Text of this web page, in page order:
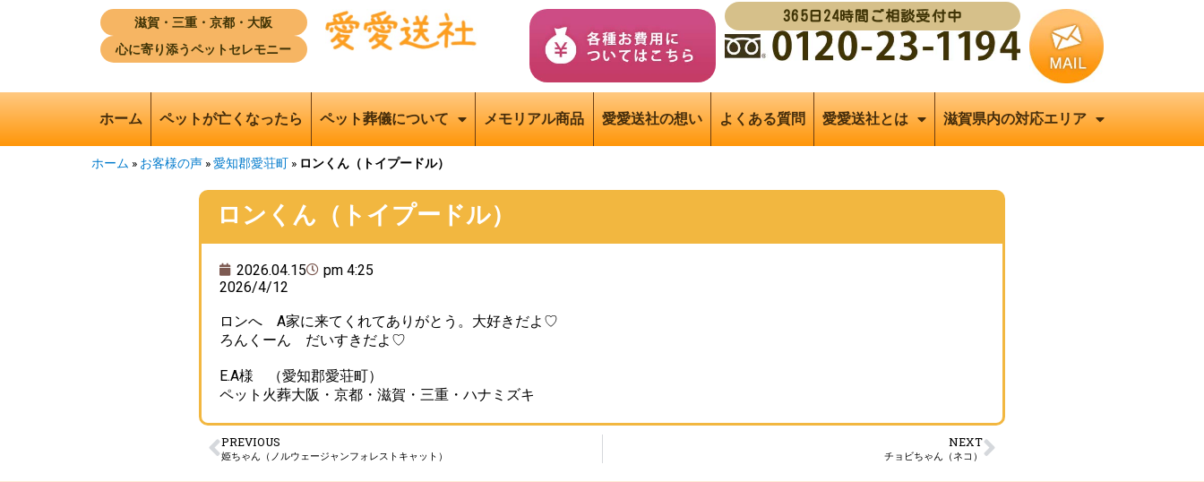
滋賀・三重・京都・大阪
心に寄り添うペットセレモニー
365日24時間ご相談受付中
ホーム ペットが亡くなったら ペット葬儀について メモリアル商品 愛愛送社の想い よくある質問 愛愛送社とは 滋賀県内の対応エリア
ホーム » お客様の声 »愛知郡愛荘町 » ロンくん（トイプードル）
ロンくん（トイプードル）
2026.04.15
pm 4:25
2026/4/12
ロンへ A家に来てくれてありがとう。大好きだよ♡
ろんくーん だいすきだよ♡
E.A様 （愛知郡愛荘町）
ペット火葬大阪・京都・滋賀・三重・ハナミズキ
PREVIOUS
姫ちゃん（ノルウェージャンフォレストキャット）
NEXT
チョビちゃん（ネコ）